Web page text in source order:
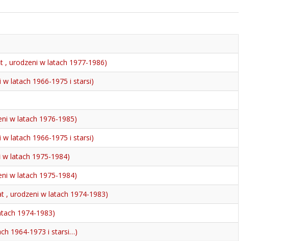
, urodzeni w latach 1977-1986)
latach 1966-1975 i starsi)
w latach 1976-1985)
latach 1966-1975 i starsi)
w latach 1975-1984)
w latach 1975-1984)
, urodzeni w latach 1974-1983)
1974-1983)
1964-1973 i starsi…)